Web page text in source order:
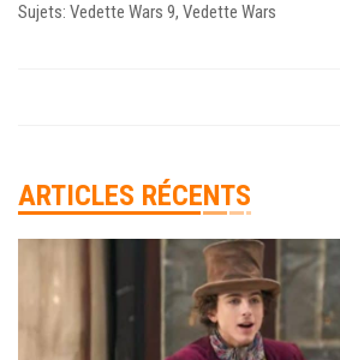
Sujets: Vedette Wars 9, Vedette Wars
ARTICLES RÉCENTS